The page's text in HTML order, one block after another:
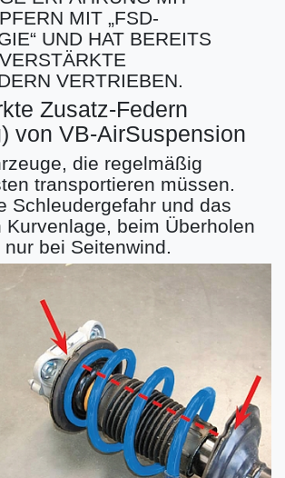
MIT „FSD-
UND HAT BEREITS
VERTRIEBEN.
Zusatz-Federn
von VB-AirSuspension
die regelmäßig
transportieren müssen.
Schleudergefahr und das
Kurvenlage, beim Überholen
bei Seitenwind.